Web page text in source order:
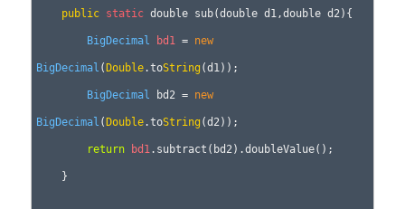
public static double sub(double d1,double d2){
BigDecimal bd1 = new
BigDecimal (Double.toString (d1));
BigDecimal bd2 = new
BigDecimal (Double.toString (d2));
return bd1 .subtract(bd2).doubleValue();